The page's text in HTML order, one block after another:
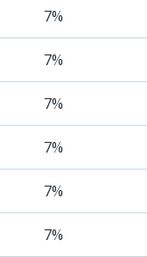
7%
7%
7%
7%
7%
7%